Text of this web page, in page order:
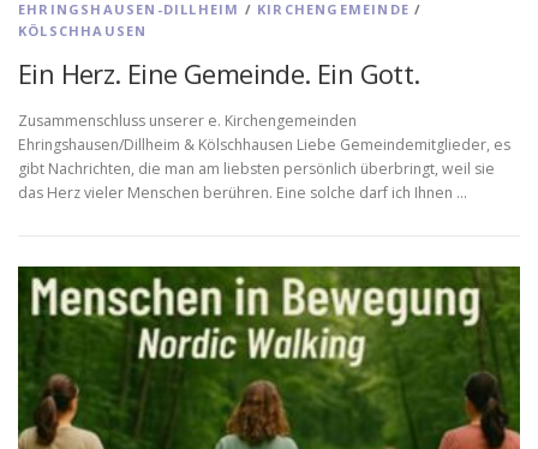
EHRINGSHAUSEN-DILLHEIM / KIRCHENGEMEINDE /
KÖLSCHHAUSEN
Ein Herz. Eine Gemeinde. Ein Gott.
Zusammenschluss unserer e. Kirchengemeinden
Ehringshausen/Dillheim & Kölschhausen Liebe Gemeindemitglieder, es
gibt Nachrichten, die man am liebsten persönlich überbringt, weil sie
das Herz vieler Menschen berühren. Eine solche darf ich Ihnen …